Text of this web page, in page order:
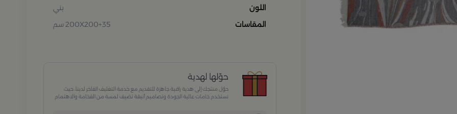
اللون
بني
المقاسات
200X200+35 سم
حوّلها لهدية
حوّل منتجك إلى هدية راقية جاهزة للتقديم مع خدمة التغليف الفاخر لدينا، حيث
نستخدم خامات عالية الجودة وتصاميم أنيقة تضيف لمسة من الفخامة والاهتمام